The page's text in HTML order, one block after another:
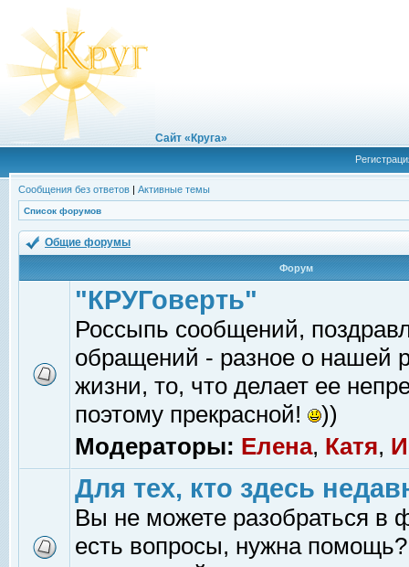
Сайт «Круга»
Сообщения без ответов | Активные темы
Список форумов
Общие форумы
Форум
"КРУГоверть"
Россыпь сообщений,
обращений - разное о нашей
жизни, то, что делает ее
поэтому прекрасной!
))
Модераторы: Елена, Катя,
Для тех, кто здесь
Вы не можете разобраться в
есть вопросы, нужна помощь?